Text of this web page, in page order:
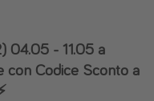
04.05 - 11.05 a
Codice Sconto a